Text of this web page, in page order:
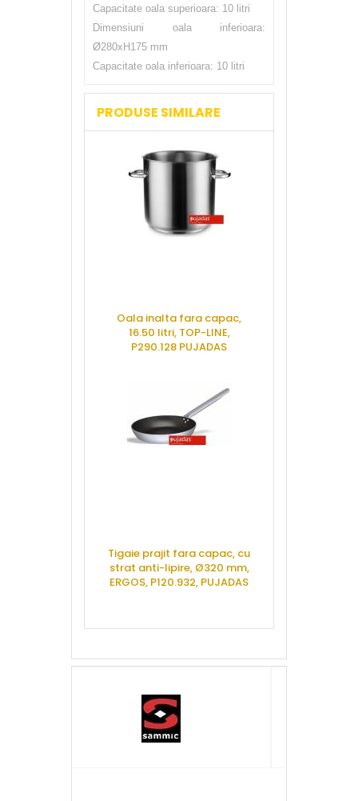
Capacitate oala superioara: 10 litri
Dimensiuni oala inferioara:
Ø280xH175 mm
Capacitate oala inferioara: 10 litri
PRODUSE SIMILARE
Oala inalta fara capac,
16.50 litri, TOP-LINE,
P290.128 PUJADAS
Tigaie prajit fara capac, cu
strat anti-lipire, Ø320 mm,
ERGOS, P120.932, PUJADAS